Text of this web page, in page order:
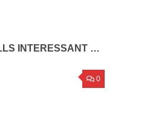
INTERESSANT …
0